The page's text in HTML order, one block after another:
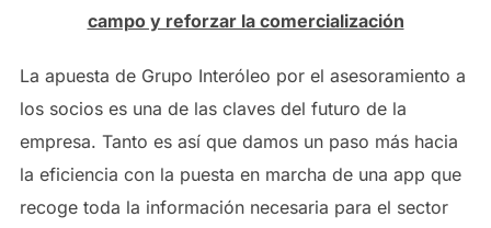
campo y reforzar la comercialización
La apuesta de Grupo Interóleo por el asesoramiento a
los socios es una de las claves del futuro de la
empresa. Tanto es así que damos un paso más hacia
la eficiencia con la puesta en marcha de una app que
recoge toda la información necesaria para el sector